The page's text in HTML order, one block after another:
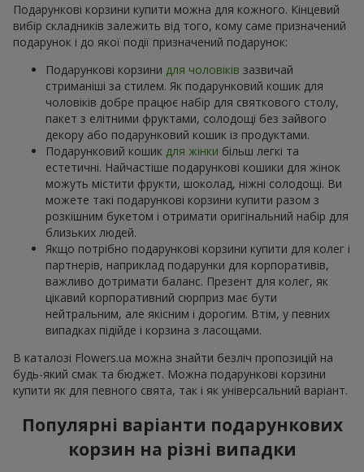
Подарункові корзини купити можна для кожного. Кінцевий
вибір складників залежить від того, кому саме призначений
подарунок і до якої події призначений подарунок:
Подарункові корзини для чоловіків зазвичай
стриманіші за стилем. Як подарунковий кошик для
чоловіків добре працює набір для святкового столу,
пакет з елітними фруктами, солодощі без зайвого
декору або подарунковий кошик із продуктами.
Подарунковий кошик для жінки більш легкі та
естетичні. Найчастіше подарункові кошики для жінок
можуть містити фрукти, шоколад, ніжні солодощі. Ви
можете такі подарункові корзини купити разом з
розкішним букетом і отримати оригінальний набір для
близьких людей.
Якщо потрібно подарункові корзини купити для колег і
партнерів, наприклад подарунки для корпоративів,
важливо дотримати баланс. Презент для колег, як
цікавий корпоративний сюрприз має бути
нейтральним, але якісним і дорогим. Втім, у певних
випадках підійде і корзина з ласощами.
В каталозі Flowers.ua можна знайти безліч пропозицій на
будь-який смак та бюджет. Можна подарункові корзини
купити як для певного свята, так і як універсальний варіант.
Популярні варіанти подарункових
корзин на різні випадки